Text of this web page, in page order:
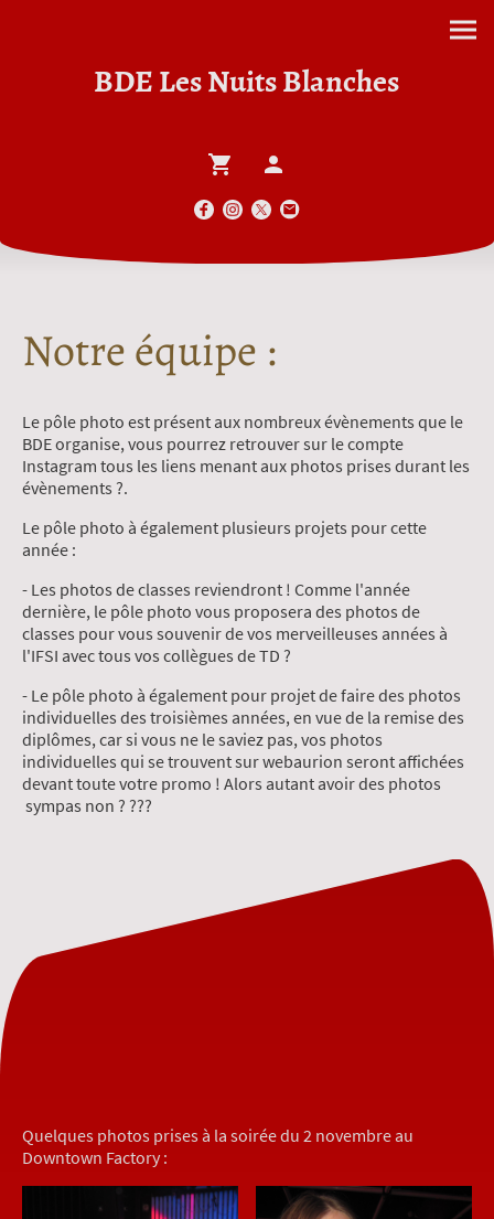
BDE Les Nuits Blanches
Notre équipe :
Le pôle photo est présent aux nombreux évènements que le
BDE organise, vous pourrez retrouver sur le compte
Instagram tous les liens menant aux photos prises durant les
évènements ?.
Le pôle photo à également plusieurs projets pour cette
année :
- Les photos de classes reviendront ! Comme l'année
dernière, le pôle photo vous proposera des photos de
classes pour vous souvenir de vos merveilleuses années à
l'IFSI avec tous vos collègues de TD ?
- Le pôle photo à également pour projet de faire des photos
individuelles des troisièmes années, en vue de la remise des
diplômes, car si vous ne le saviez pas, vos photos
individuelles qui se trouvent sur webaurion seront affichées
devant toute votre promo ! Alors autant avoir des photos
sympas non ? ??‍?
Quelques photos prises à la soirée du 2 novembre au
Downtown Factory :